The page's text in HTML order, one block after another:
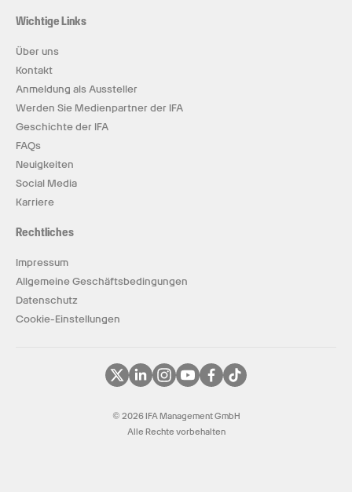
Wichtige Links
Über uns
Kontakt
Anmeldung als Aussteller
Werden Sie Medienpartner der IFA
Geschichte der IFA
FAQs
Neuigkeiten
Social Media
Karriere
Rechtliches
Impressum
Allgemeine Geschäftsbedingungen
Datenschutz
Cookie-Einstellungen
© 2026 IFA Management GmbH
Alle Rechte vorbehalten